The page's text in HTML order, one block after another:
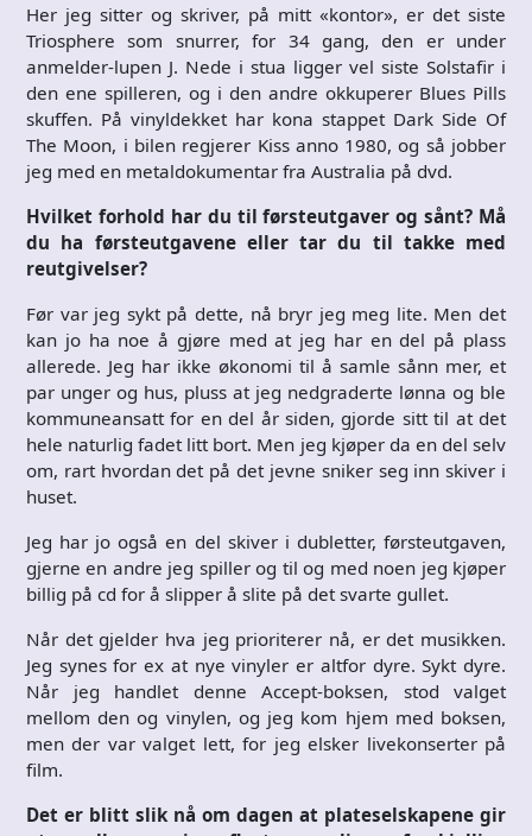
Her jeg sitter og skriver, på mitt «kontor», er det siste
Triosphere som snurrer, for 34 gang, den er under
anmelder-lupen J. Nede i stua ligger vel siste Solstafir i
den ene spilleren, og i den andre okkuperer Blues Pills
skuffen. På vinyldekket har kona stappet Dark Side Of
The Moon, i bilen regjerer Kiss anno 1980, og så jobber
jeg med en metaldokumentar fra Australia på dvd.
Hvilket forhold har du til førsteutgaver og sånt? Må
du ha førsteutgavene eller tar du til takke med
reutgivelser?
Før var jeg sykt på dette, nå bryr jeg meg lite. Men det
kan jo ha noe å gjøre med at jeg har en del på plass
allerede. Jeg har ikke økonomi til å samle sånn mer, et
par unger og hus, pluss at jeg nedgraderte lønna og ble
kommuneansatt for en del år siden, gjorde sitt til at det
hele naturlig fadet litt bort. Men jeg kjøper da en del selv
om, rart hvordan det på det jevne sniker seg inn skiver i
huset.
Jeg har jo også en del skiver i dubletter, førsteutgaven,
gjerne en andre jeg spiller og til og med noen jeg kjøper
billig på cd for å slipper å slite på det svarte gullet.
Når det gjelder hva jeg prioriterer nå, er det musikken.
Jeg synes for ex at nye vinyler er altfor dyre. Sykt dyre.
Når jeg handlet denne Accept-boksen, stod valget
mellom den og vinylen, og jeg kom hjem med boksen,
men der var valget lett, for jeg elsker livekonserter på
film.
Det er blitt slik nå om dagen at plateselskapene gir